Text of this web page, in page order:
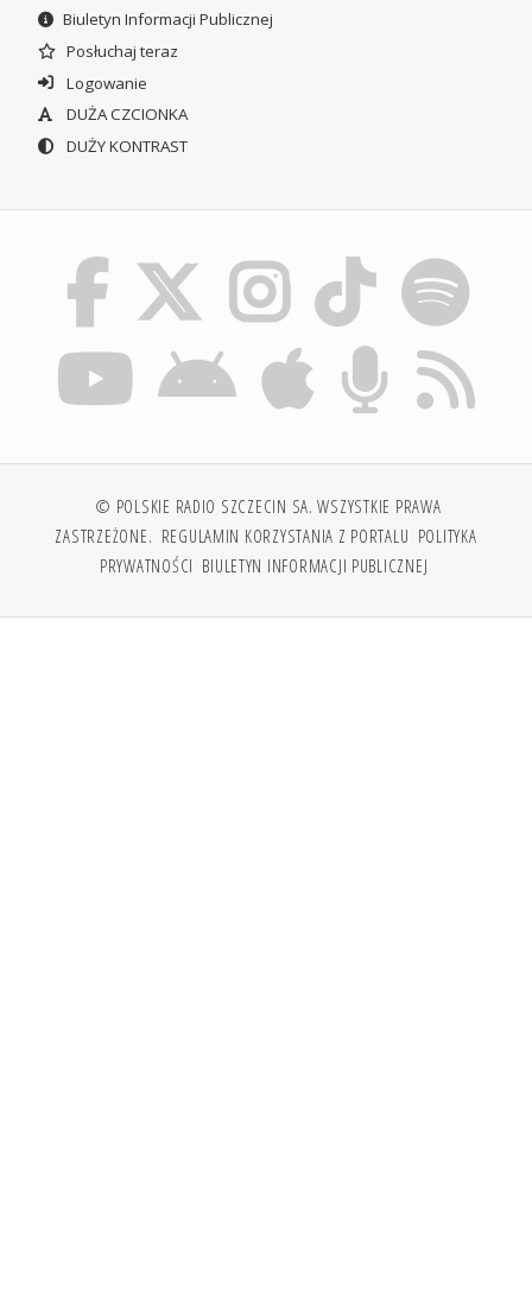
Biuletyn Informacji Publicznej
Posłuchaj teraz
Logowanie
DUŻA CZCIONKA
DUŻY KONTRAST
© POLSKIE RADIO SZCZECIN SA. WSZYSTKIE PRAWA
ZASTRZEŻONE. REGULAMIN KORZYSTANIA Z PORTALU POLITYKA
PRYWATNOŚCI BIULETYN INFORMACJI PUBLICZNEJ